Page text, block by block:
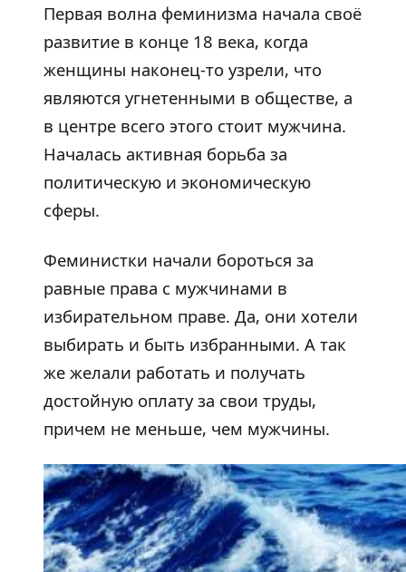
Первая волна феминизма начала своё
развитие в конце 18 века, когда
женщины наконец-то узрели, что
являются угнетенными в обществе, а
в центре всего этого стоит мужчина.
Началась активная борьба за
политическую и экономическую
сферы.
Феминистки начали бороться за
равные права с мужчинами в
избирательном праве. Да, они хотели
выбирать и быть избранными. А так
же желали работать и получать
достойную оплату за свои труды,
причем не меньше, чем мужчины.